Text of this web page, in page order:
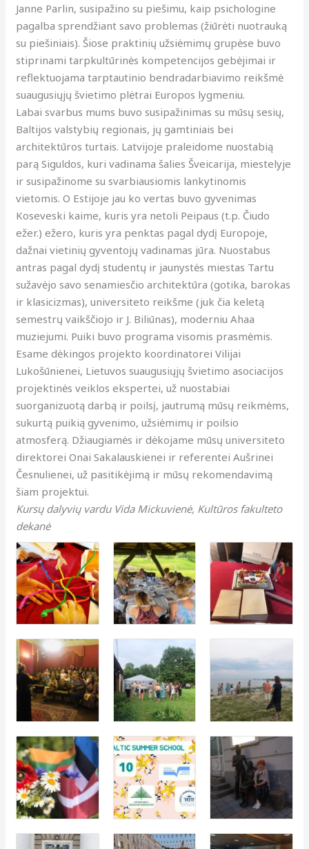
Janne Parlin, susipažino su piešimu, kaip psichologine
pagalba sprendžiant savo problemas (žiūrėti nuotrauką
su piešiniais). Šiose praktinių užsiėmimų grupėse buvo
stiprinami tarpkultūrinės kompetencijos gebėjimai ir
reflektuojama tarptautinio bendradarbiavimo reikšmė
suaugusiųjų švietimo plėtrai Europos lygmeniu.
Labai svarbus mums buvo susipažinimas su mūsų sesių,
Baltijos valstybių regionais, jų gamtiniais bei
architektūros turtais. Latvijoje praleidome nuostabią
parą Siguldos, kuri vadinama šalies Šveicarija, miestelyje
ir susipažinome su svarbiausiomis lankytinomis
vietomis. O Estijoje jau ko vertas buvo gyvenimas
Koseveski kaime, kuris yra netoli Peipaus (t.p. Čiudo
ežer.) ežero, kuris yra penktas pagal dydį Europoje,
dažnai vietinių gyventojų vadinamas jūra. Nuostabus
antras pagal dydį studentų ir jaunystės miestas Tartu
sužavėjo savo senamiesčio architektūra (gotika, barokas
ir klasicizmas), universiteto reikšme (juk čia keletą
semestrų vaikščiojo ir J. Biliūnas), moderniu Ahaa
muziejumi. Puiki buvo programa visomis prasmėmis.
Esame dėkingos projekto koordinatorei Vilijai
Lukošūnienei, Lietuvos suaugusiųjų švietimo asociacijos
projektinės veiklos ekspertei, už nuostabiai
suorganizuotą darbą ir poilsį, jautrumą mūsų reikmėms,
sukurtą puikią gyvenimo, užsiėmimų ir poilsio
atmosferą. Džiaugiamės ir dėkojame mūsų universiteto
direktorei Onai Sakalauskienei ir referentei Aušrinei
Česnulienei, už pasitikėjimą ir mūsų rekomendavimą
šiam projektui.
Kursų dalyvių vardu Vida Mickuvienė, Kultūros fakulteto
dekanė